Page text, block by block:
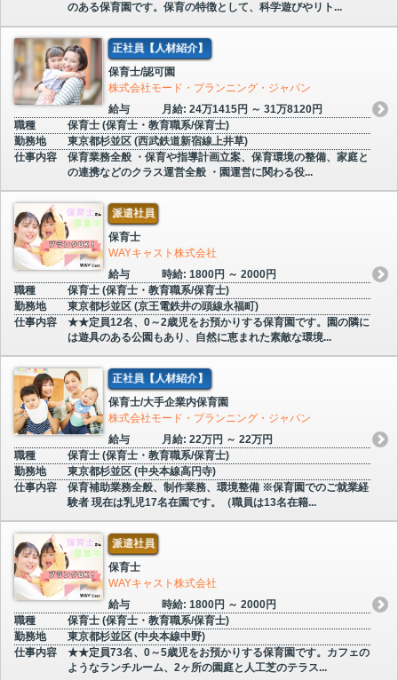
のある保育園です。保育の特徴として、科学遊びやリト...
正社員【人材紹介】
保育士/認可園
株式会社モード・プランニング・ジャパン
給与
月給: 24万1415円 ～ 31万8120円
職種
保育士 (保育士・教育職系/保育士)
勤務地
東京都杉並区 (西武鉄道新宿線上井草)
仕事内容
保育業務全般 ・保育や指導計画立案、保育環境の整備、家庭と
の連携などのクラス運営全般 ・園運営に関わる役...
派遣社員
保育士
WAYキャスト株式会社
給与
時給: 1800円 ～ 2000円
職種
保育士 (保育士・教育職系/保育士)
勤務地
東京都杉並区 (京王電鉄井の頭線永福町)
仕事内容
★★定員12名、0～2歳児をお預かりする保育園です。園の隣に
は遊具のある公園もあり、自然に恵まれた素敵な環境...
正社員【人材紹介】
保育士/大手企業内保育園
株式会社モード・プランニング・ジャパン
給与
月給: 22万円 ～ 22万円
職種
保育士 (保育士・教育職系/保育士)
勤務地
東京都杉並区 (中央本線高円寺)
仕事内容
保育補助業務全般、制作業務、環境整備 ※保育園でのご就業経
験者 現在は乳児17名在園です。（職員は13名在籍...
派遣社員
保育士
WAYキャスト株式会社
給与
時給: 1800円 ～ 2000円
職種
保育士 (保育士・教育職系/保育士)
勤務地
東京都杉並区 (中央本線中野)
仕事内容
★★定員73名、0～5歳児をお預かりする保育園です。カフェの
ようなランチルーム、2ヶ所の園庭と人工芝のテラス...